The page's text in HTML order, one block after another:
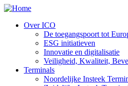
Overslaan
naar
Menu:
Header
Over ICO
De toegangspoort tot
ESG initiatieven
Innovatie en digitalisatie
Veiligheid, Kwaliteit,
Terminals
Noordelijke Insteek